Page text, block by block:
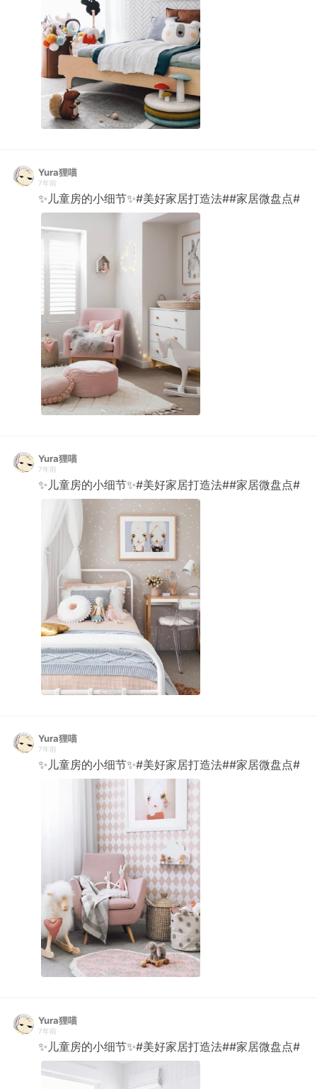
Yura狸喵
7年前
✨儿童房的小细节✨#美好家居打造法##家居微盘点# ​​​​
Yura狸喵
7年前
✨儿童房的小细节✨#美好家居打造法##家居微盘点# ​​​​
Yura狸喵
7年前
✨儿童房的小细节✨#美好家居打造法##家居微盘点# ​​​​
Yura狸喵
7年前
✨儿童房的小细节✨#美好家居打造法##家居微盘点# ​​​​